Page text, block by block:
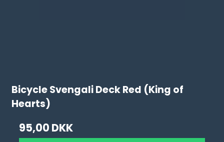
Bicycle Svengali Deck Red (King of
Hearts)
95,00 DKK